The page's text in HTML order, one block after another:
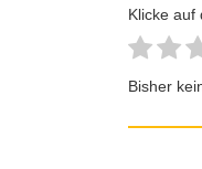
Klicke auf
Bisher